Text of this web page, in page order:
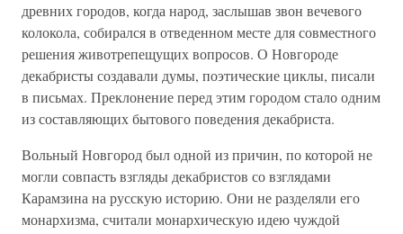
древних городов, когда народ, заслышав звон вечевого
колокола, собирался в отведенном месте для совместного
решения животрепещущих вопросов. О Новгороде
декабристы создавали думы, поэтические циклы, писали
в письмах. Преклонение перед этим городом стало одним
из составляющих бытового поведения декабриста.
Вольный Новгород был одной из причин, по которой не
могли совпасть взгляды декабристов со взглядами
Карамзина на русскую историю. Они не разделяли его
монархизма, считали монархическую идею чуждой